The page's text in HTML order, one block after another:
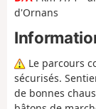
d'Ornans
Le parcours
sécurisés.
de bonnes